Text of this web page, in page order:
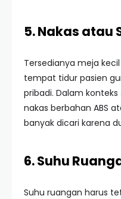
5. Nakas atau
Tersedianya meja
tempat tidur pasien
pribadi. Dalam konteks
nakas berbahan ABS
banyak dicari karena
6. Suhu
Suhu ruangan harus